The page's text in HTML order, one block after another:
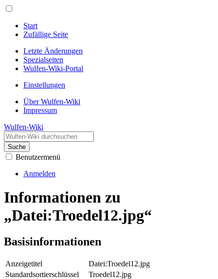
Start
Zufällige Seite
Letzte Änderungen
Spezialseiten
Wulfen-Wiki-Portal
Einstellungen
Über Wulfen-Wiki
Impressum
Wulfen-Wiki
Suche
Benutzermenü
Anmelden
Informationen zu
„Datei:Troedel12.jpg“
Basisinformationen
Anzeigetitel
Datei:Troedel12.jpg
Standardsortierschlüssel
Troedel12.jpg